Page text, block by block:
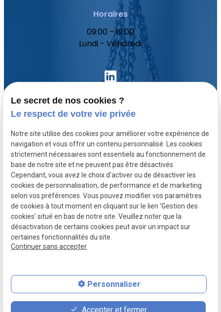
Horaires
09:00 - 19:00
Lundi - Vendredi
Votre avocat
Domaines de compétence
Actualités
Contact
SIRET :
80771512300020
Mentions légales
Politique de
confidentialité
Plan du site
place contact_page phone
Le secret de nos cookies ?
Le respect de votre vie privée
Notre site utilise des cookies pour améliorer votre expérience de
navigation et vous offrir un contenu personnalisé. Les cookies
strictement nécessaires sont essentiels au fonctionnement de
base de notre site et ne peuvent pas être désactivés.
Cependant, vous avez le choix d'activer ou de désactiver les
cookies de personnalisation, de performance et de marketing
selon vos préférences. Vous pouvez modifier vos paramètres
de cookies à tout moment en cliquant sur le lien 'Gestion des
cookies' situé en bas de notre site. Veuillez noter que la
désactivation de certains cookies peut avoir un impact sur
certaines fonctionnalités du site.
Continuer sans accepter
Personnaliser
Accepter et fermer